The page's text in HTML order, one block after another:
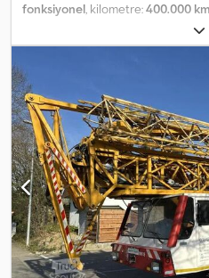
fonksiyonel, kilometre:400.000 km
dizel
ağırlık:26.000 kg, azami yük
03/2027
Donanım:vinç, Tesis, normal
ve yaşına göre beklenen durumda
normal aşınma ve yıpranma
olarak kullanılmış, ayrıca sürekli
Randevu ile her zaman tesisin
Cedpfszrnd Sox Aczjrf